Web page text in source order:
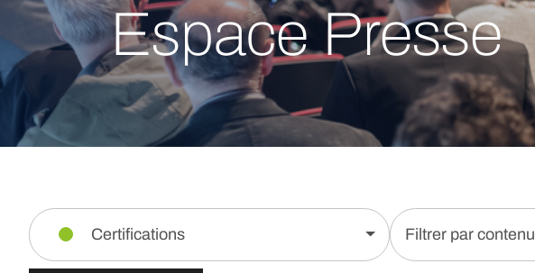
Espace Presse
Certifications Filtrer par contenu